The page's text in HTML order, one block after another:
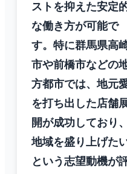
ストを抑えた安定
な働き方が可能で
す。特に群馬県高
市や前橋市などの
方都市では、地元
を打ち出した店舗
開が成功しており、
地域を盛り上げた
という志望動機が